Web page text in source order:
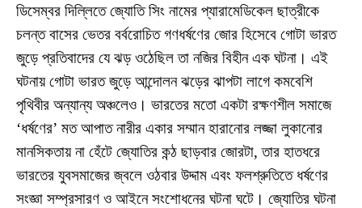
ডিসেম্বর দিল্লিতে জ্যোতি সিং নামের প্যারামেডিকেল ছাত্রীকে
চলন্ত বাসের ভেতর বর্বরোচিত গণধর্ষণের জোর হিসেবে গোটা ভারত
জুড়ে প্রতিবাদের যে ঝড় ওঠেছিল তা নজির বিহীন এক ঘটনা। এই
ঘটনায় গোটা ভারত জুড়ে আন্দোলন ঝড়ের ঝাপটা লাগে কমবেশি
পৃথিবীর অন্যান্য অঞ্চলেও। ভারতের মতো একটা রক্ষণশীল সমাজে
‘ধর্ষণের’ মত আপাত নারীর একার সম্মান হারানোর লজ্জা লুকানোর
মানসিকতায় না হেঁটে জ্যোতির কন্ঠ ছাড়বার জোরটা, তার হাতধরে
ভারতের যুবসমাজের জ্বলে ওঠবার উদ্দাম এবং ফলশ্রুতিতে ধর্ষণের
সংজ্ঞা সম্প্রসারণ ও আইনে সংশোধনের ঘটনা ঘটে। জ্যোতির ঘটনা